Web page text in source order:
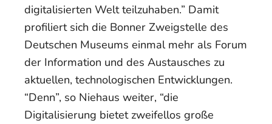
digitalisierten Welt teilzuhaben.” Damit
profiliert sich die Bonner Zweigstelle des
Deutschen Museums einmal mehr als Forum
der Information und des Austausches zu
aktuellen, technologischen Entwicklungen.
“Denn”, so Niehaus weiter, “die
Digitalisierung bietet zweifellos große